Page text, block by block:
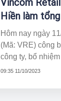
Vincom
Hiền làm
Hôm nay ngày
(Mã: VRE) công
công ty, bổ
bổ nhiệm bà
09:35 11/10/2023